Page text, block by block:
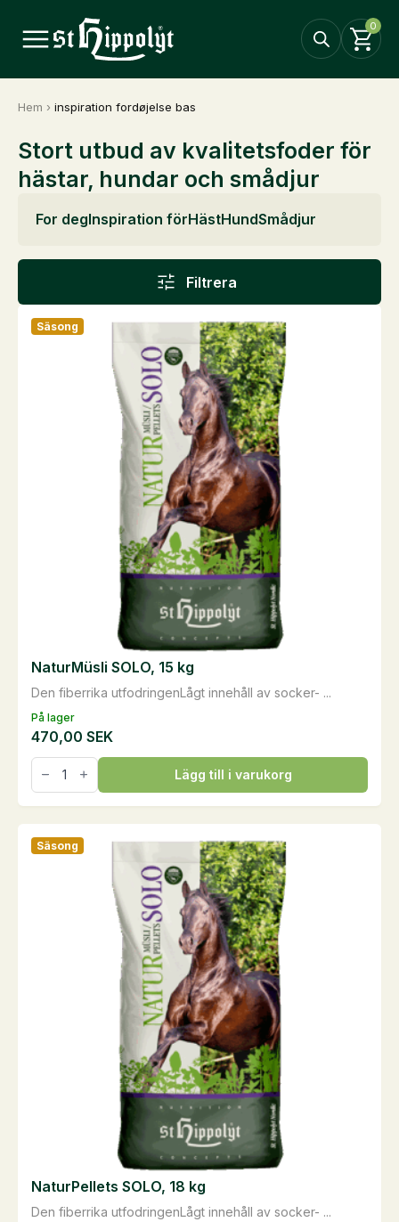
0
Hem › inspiration fordøjelse bas
Stort utbud av kvalitetsfoder för
hästar, hundar och smådjur
For degInspiration förHästHundSmådjur
Filtrera
På lager
Säsong
Den fiberrika utfodringenLågt innehåll av socker- ...
NaturMüsli SOLO, 15 kg
470,00 SEK
NaturMüsli
SOLO,
15
kg
Lägg till i varukorg
Säsong
Den fiberrika utfodringenLågt innehåll av socker- ...
NaturPellets SOLO, 18 kg